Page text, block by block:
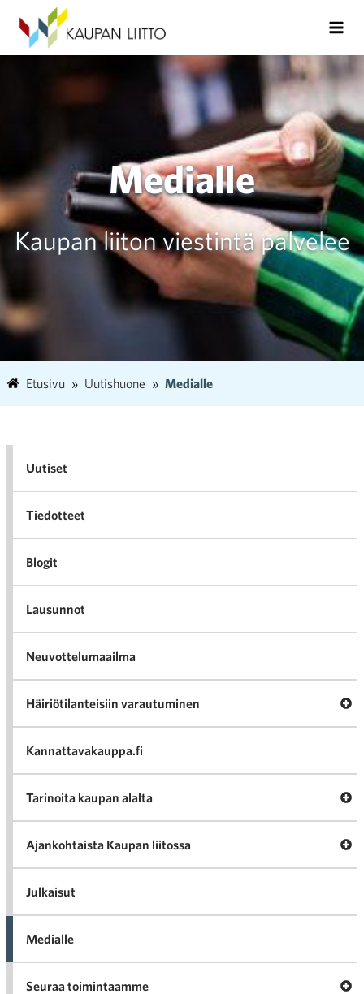
Medialle
Kaupan liiton viestintä palvelee
Etusivu Uutishuone Medialle
Uutiset
Tiedotteet
Blogit
Lausunnot
Neuvottelumaailma
Häiriötilanteisiin varautuminen
Kannattavakauppa.fi
Tarinoita kaupan alalta
Ajankohtaista Kaupan liitossa
Julkaisut
Medialle
Seuraa toimintaamme